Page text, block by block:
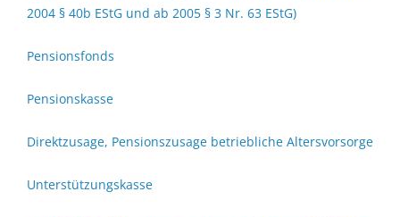
2004 § 40b EStG und ab 2005 § 3 Nr. 63 EStG)
Pensionsfonds
Pensionskasse
Direktzusage, Pensionszusage betriebliche Altersvorsorge
Unterstützungskasse